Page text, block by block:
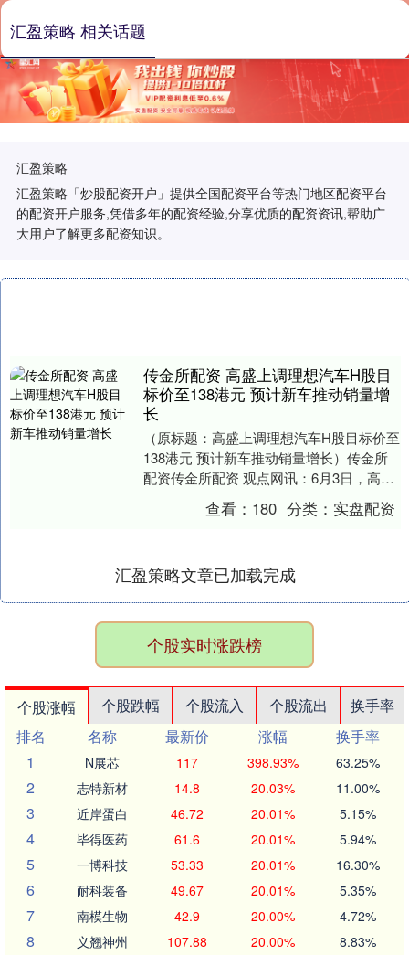
汇盈策略
汇盈策略「炒股配资开户」提供全国配资平台等热门地区配资平台
的配资开户服务,凭借多年的配资经验,分享优质的配资资讯,帮助广
大用户了解更多配资知识。
汇盈策略 相关话题
传金所配资 高盛上调理想汽车H股目
标价至138港元 预计新车推动销量增
长
（原标题：高盛上调理想汽车H股目标价至
138港元 预计新车推动销量增长）传金所
配资传金所配资 观点网讯：6月3日，高盛
上调理想汽车H股目标价至138港元，同时
查看： 180 分类： 实盘配资
汇盈策略文章已加载完成
个股实时涨跌榜
个股涨幅 个股跌幅 个股流入 个股流出
换手率
排名
名称 最新价 涨幅
换手率
1
N展芯 117 398.93% 63.25%
2 志特新材 14.8 20.03% 11.00%
3 近岸蛋白 46.72 20.01% 5.15%
4 毕得医药 61.6 20.01% 5.94%
5 一博科技 53.33 20.01% 16.30%
6 耐科装备 49.67 20.01% 5.35%
7 南模生物 42.9 20.00% 4.72%
8 义翘神州 107.88 20.00% 8.83%